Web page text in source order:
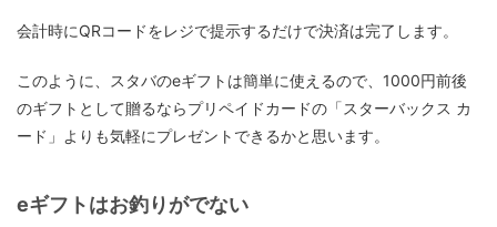
会計時にQRコードをレジで提示するだけで決済は完了します。
このように、スタバのeギフトは簡単に使えるので、1000円前後
のギフトとして贈るならプリペイドカードの「スターバックス カ
ード」よりも気軽にプレゼントできるかと思います。
eギフトはお釣りがでない